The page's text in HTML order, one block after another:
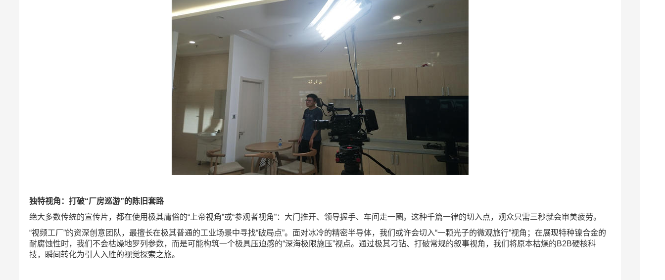
独特视角：打破“厂房巡游”的陈旧套路
绝大多数传统的宣传片，都在使用极其庸俗的“上帝视角”或“参观者视角”：大门推开、领导握手、车间走一圈。这种千篇一律的切入点，观众只需三秒就会审美疲劳。
“视频工厂”的资深创意团队，最擅长在极其普通的工业场景中寻找“破局点”。面对冰冷的精密半导体，我们或许会切入“一颗光子的微观旅行”视角；在展现特种镍合金的
耐腐蚀性时，我们不会枯燥地罗列参数，而是可能构筑一个极具压迫感的“深海极限施压”视点。通过极其刁钻、打破常规的叙事视角，我们将原本枯燥的B2B硬核科
技，瞬间转化为引人入胜的视觉探索之旅。